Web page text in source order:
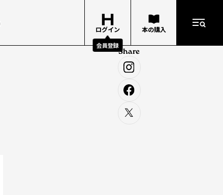
ログイン
会員登録
本の購入
Share